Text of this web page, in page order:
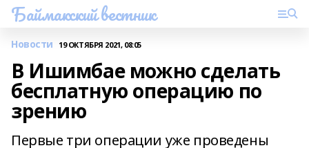
Баймакский вестник
Новости 19 ОКТЯБРЯ 2021, 08:05
В Ишимбае можно сделать
бесплатную операцию по
зрению
Первые три операции уже проведены